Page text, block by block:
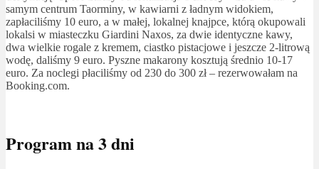
samym centrum Taorminy, w kawiarni z ładnym widokiem,
zapłaciliśmy 10 euro, a w małej, lokalnej knajpce, którą okupowali
lokalsi w miasteczku Giardini Naxos, za dwie identyczne kawy,
dwa wielkie rogale z kremem, ciastko pistacjowe i jeszcze 2-litrową
wodę, daliśmy 9 euro. Pyszne makarony kosztują średnio 10-17
euro. Za noclegi płaciliśmy od 230 do 300 zł – rezerwowałam na
Booking.com.
Program na 3 dni